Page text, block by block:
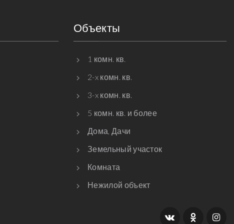
Объекты
1 комн. кв.
2-x комн. кв.
3-x комн. кв.
5 комн. кв. и более
Дома, Дачи
Земельный участок
Комната
Нежилой объект